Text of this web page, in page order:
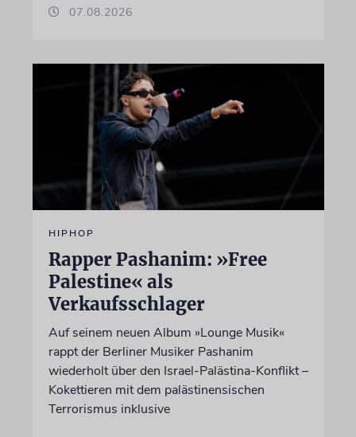
07.08.2026
HIPHOP
Rapper Pashanim: »Free
Palestine« als
Verkaufsschlager
Auf seinem neuen Album »Lounge Musik«
rappt der Berliner Musiker Pashanim
wiederholt über den Israel-Palästina-Konflikt –
Kokettieren mit dem palästinensischen
Terrorismus inklusive